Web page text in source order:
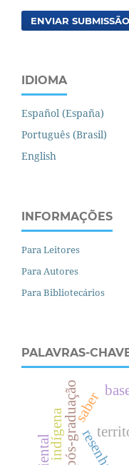
ENVIAR SUBMISSÃO
IDIOMA
Español (España)
Português (Brasil)
English
INFORMAÇÕES
Para Leitores
Para Autores
Para Bibliotecários
PALAVRAS-
resenha
pós-graduaçãosaber